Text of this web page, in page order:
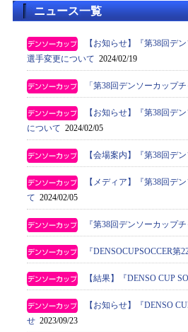
ニュース一覧
【お知らせ】『第38回
選手変更について 2024/02/19
「第38回デンソーカップ
【お知らせ】『第38回デ
について 2024/02/05
【会場案内】『第38回デ
【メディア】『第38回デ
て 2024/02/05
『第38回デンソーカップ
『DENSOCUPSOCCER
【結果】『DENSO CUP
【お知らせ】『DENSO
せ 2023/09/23